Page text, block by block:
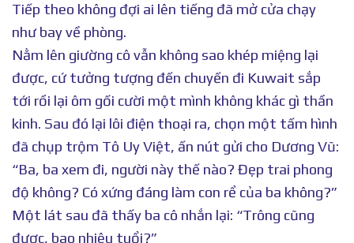
Tiếp theo không đợi ai lên tiếng đã mở cửa chạy
như bay về phòng.
Nằm lên giường cô vẫn không sao khép miệng lại
được, cứ tưởng tượng đến chuyến đi Kuwait sắp
tới rồi lại ôm gối cười một mình không khác gì thần
kinh. Sau đó lại lôi điện thoại ra, chọn một tấm hình
đã chụp trộm Tô Uy Việt, ấn nút gửi cho Dương Vũ:
“Ba, ba xem đi, người này thế nào? Đẹp trai phong
độ không? Có xứng đáng làm con rể của ba không?”
Một lát sau đã thấy ba cô nhắn lại: “Trông cũng
được, bao nhiêu tuổi?”